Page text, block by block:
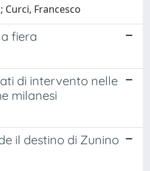
Curci, Francesco
fiera
di intervento nelle
milanesi
il destino di Zunino